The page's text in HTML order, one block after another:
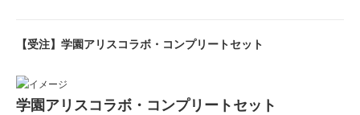
【受注】学園アリスコラボ・コンプリートセット
学園アリスコラボ・コンプリートセット